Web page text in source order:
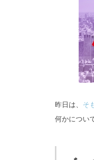
昨日は、 そ
何かについ